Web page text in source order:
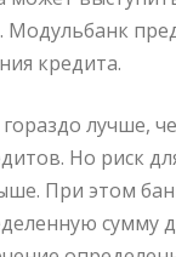
Модульбанк
кредита.
лучше,
Но риск
При этом
сумму